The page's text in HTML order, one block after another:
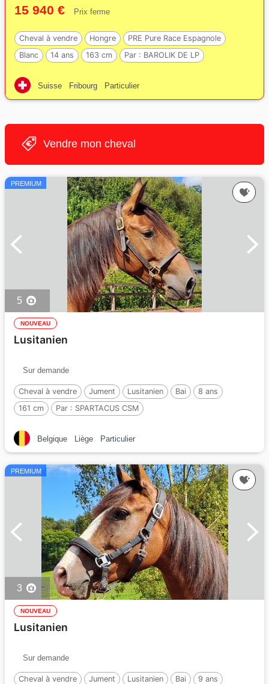
15 940 € Prix ferme
Cheval à vendre Hongre
PRE Pure Race Espagnole
Blanc
14 ans 163 cm Par : BAROLIK DE LP
Suisse Fribourg Particulier
Vendre mon cheval
PREMIUM
5
NOUVEAU
Lusitanien
Sur demande
Cheval à vendre Jument Lusitanien Bai
8 ans
161 cm
Par : SPARTACUS CSM
Belgique Liège Particulier
PREMIUM
3
NOUVEAU
Lusitanien
Sur demande
Cheval à vendre Jument Lusitanien Bai
9 ans